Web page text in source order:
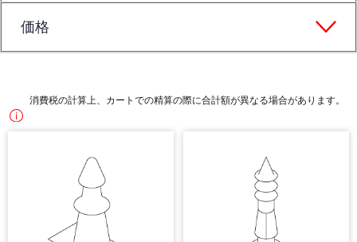
価格
消費税の計算上、カートでの精算の際に合計額が異なる場合があります。